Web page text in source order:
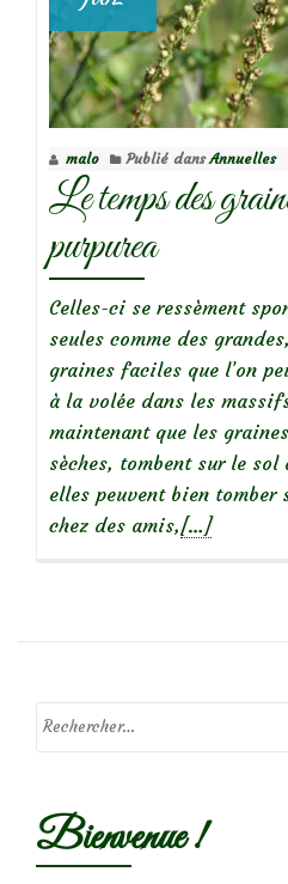
malo Publié dansAnnuelles
Le temps des
purpurea
Celles-ci se ressèment
seules comme des
graines faciles que l’on
à la volée dans les
maintenant que les
sèches, tombent sur le sol
elles peuvent bien tomber
chez des amis,En
temps
graines
[…]
Bienvenue !